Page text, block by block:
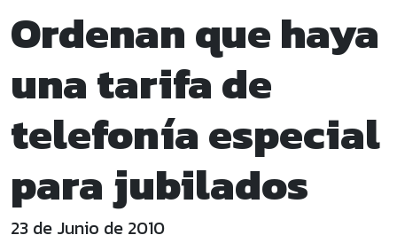
Ordenan que haya
una tarifa de
telefonía especial
para jubilados
23 de Junio de 2010